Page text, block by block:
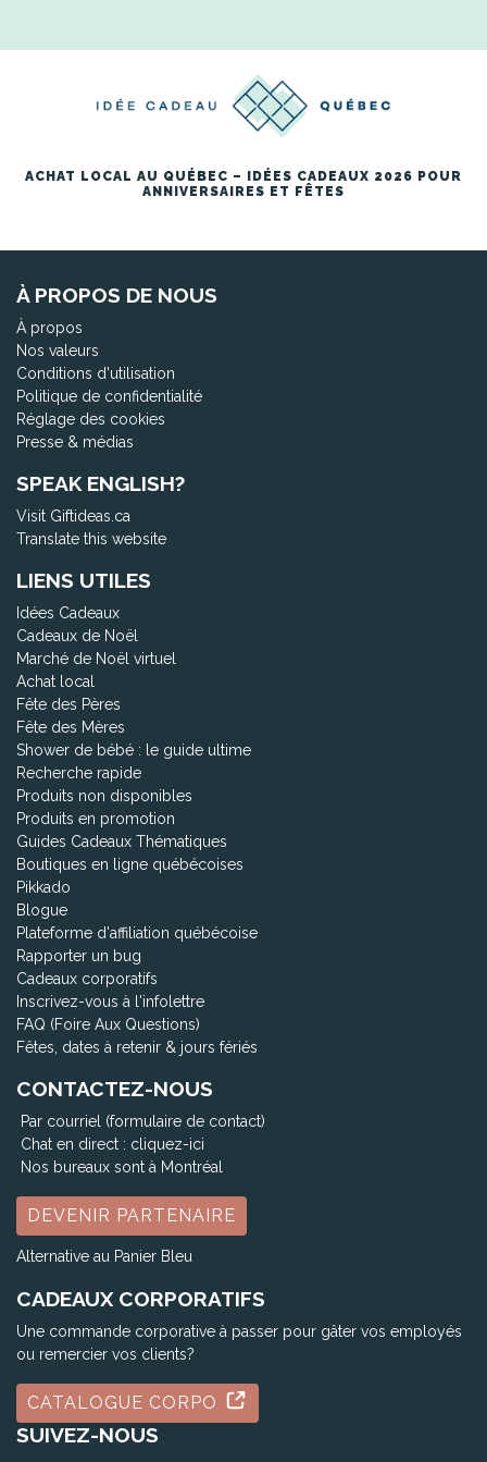
ACHAT LOCAL AU QUÉBEC – IDÉES CADEAUX 2026 POUR
ANNIVERSAIRES ET FÊTES
À PROPOS DE NOUS
À propos
Nos valeurs
Conditions d'utilisation
Politique de confidentialité
Réglage des cookies
Presse & médias
SPEAK ENGLISH?
Visit Giftideas.ca
Translate this website
LIENS UTILES
Idées Cadeaux
Cadeaux de Noël
Marché de Noël virtuel
Achat local
Fête des Pères
Fête des Mères
Shower de bébé : le guide ultime
Recherche rapide
Produits non disponibles
Produits en promotion
Guides Cadeaux Thématiques
Boutiques en ligne québécoises
Pikkado
Blogue
Plateforme d'affiliation québécoise
Rapporter un bug
Cadeaux corporatifs
Inscrivez-vous à l'infolettre
FAQ (Foire Aux Questions)
Fêtes, dates à retenir & jours fériés
CONTACTEZ-NOUS
Par courriel (formulaire de contact)
Chat en direct : cliquez-ici
Nos bureaux sont à Montréal
DEVENIR PARTENAIRE
Alternative au Panier Bleu
CADEAUX CORPORATIFS
Une commande corporative à passer pour gâter vos employés
ou remercier vos clients?
CATALOGUE CORPO
SUIVEZ-NOUS